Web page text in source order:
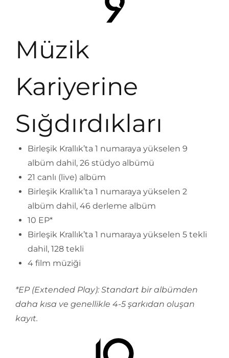
Müzik
Kariyerine
Sığdırdıkları
Birleşik Krallık’ta 1 numaraya yükselen 9
albüm dahil, 26 stüdyo albümü
21 canlı (live) albüm
Birleşik Krallık’ta 1 numaraya yükselen 2
albüm dahil, 46 derleme albüm
10 EP*
Birleşik Krallık’ta 1 numaraya yükselen 5 tekli
dahil, 128 tekli
4 film müziği
*EP (Extended Play): Standart bir albümden
daha kısa ve genellikle 4-5 şarkıdan oluşan
kayıt.